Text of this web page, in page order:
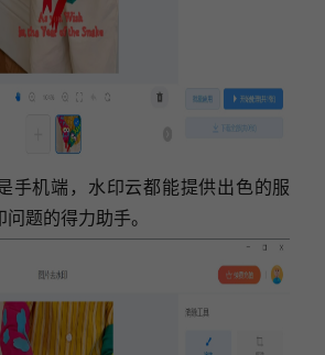
手机端，水印云都能提供出色的服
题的得力助手。